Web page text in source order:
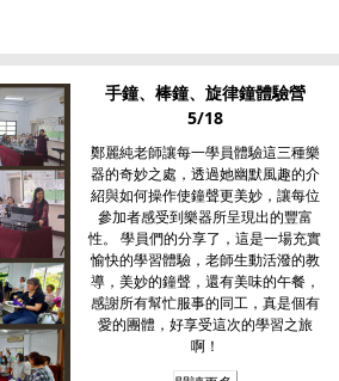
手鐘、棒鐘、旋律鐘體驗營
5/18
鄭麗純老師讓每一學員體驗這三種樂
器的奇妙之處，透過她幽默風趣的介
紹與如何操作使鐘聲更美妙，讓每位
參加者感受到樂器所呈現出的豐富
性。 學員們的分享了，這是一場充實
愉快的學習體驗，老師生動活潑的教
導，美妙的鐘聲，還有美味的午餐，
感謝所有幫忙服事的同工，真是個有
愛的團體，好享受這次的學習之旅
啊！